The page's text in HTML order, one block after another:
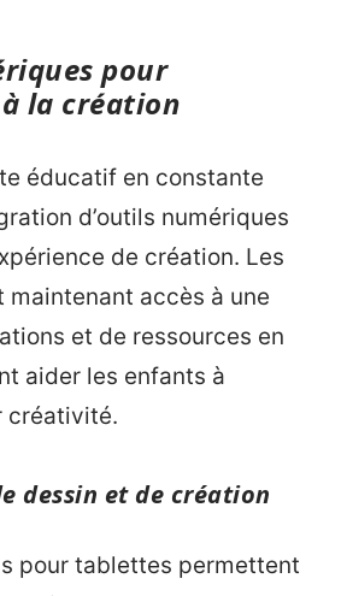
pour
la création
éducatif en constante
d’outils numériques
de création. Les
maintenant accès à une
et de ressources en
aider les enfants à
créativité.
dessin et de création
pour tablettes permettent